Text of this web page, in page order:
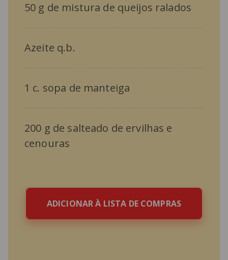
50 g de mistura de queijos ralados
Azeite q.b.
1 c. sopa de manteiga
200 g de salteado de ervilhas e
cenouras
ADICIONAR À LISTA DE COMPRAS